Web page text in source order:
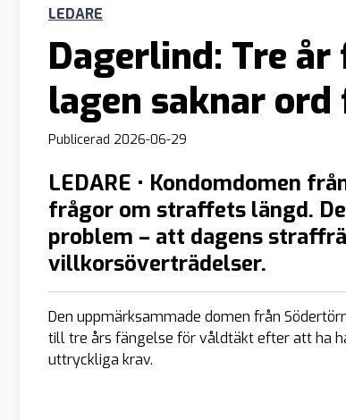
LEDARE
Dagerlind: Tre
lagen saknar
Publicerad 2026-06-29
LEDARE • Kondomdomen
frågor om straffets längd.
problem – att dagens
villkorsöverträdelser.
Den uppmärksammade domen från
till tre års fängelse för våldtäkt efter att ha
uttryckliga krav.